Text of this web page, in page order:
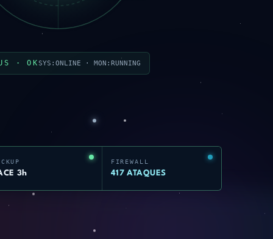
· OKSYS:ONLINE · MON:RUNNING
3h
FIREWALL
417 ATAQUES